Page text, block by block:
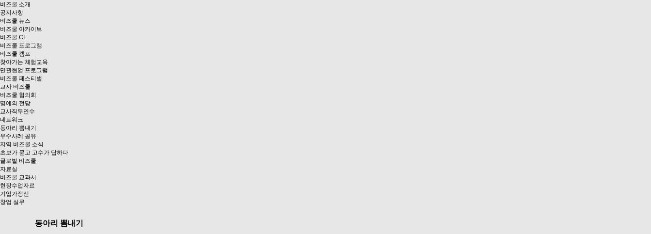
비즈쿨 소개
공지사항
비즈쿨 뉴스
비즈쿨 아카이브
비즈쿨 CI
비즈쿨 프로그램
비즈쿨 캠프
찾아가는 체험교육
민관협업 프로그램
비즈쿨 페스티벌
교사 비즈쿨
비즈쿨 협의회
명예의 전당
교사직무연수
네트워크
동아리 뽐내기
우수사례 공유
지역 비즈쿨 소식
초보가 묻고 고수가 답하다
글로벌 비즈쿨
자료실
비즈쿨 교과서
현장수업자료
기업가정신
창업 실무
동아리 뽐내기